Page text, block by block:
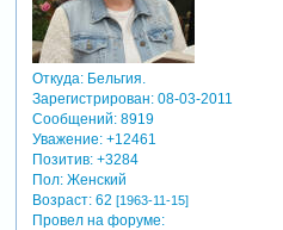
Откуда:Бельгия.
Зарегистрирован: 08-03-2011
Сообщений:8919
Уважение: +12461
Позитив: +3284
Пол:Женский
Возраст:62 [1963-11-15]
Провел на форуме: